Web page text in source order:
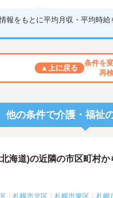
報をもとに平均月収・平均時給
▲上に戻る
条件を
再
他の条件で介護・福祉
海道)の近隣の市区町村
札幌市北区 札幌市東区 札幌